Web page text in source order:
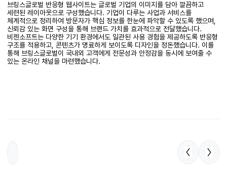
브링스글로벌 반응형 웹사이트는 글로벌 기업의 이미지를 담아 깔끔하고
세련된 레이아웃으로 구성했습니다. 기업이 다루는 사업과 서비스를
체계적으로 정리하여 방문자가 핵심 정보를 한눈에 파악할 수 있도록 했으며,
신뢰감 있는 화면 구성을 통해 브랜드 가치를 효과적으로 전달했습니다.
비젠소프트는 다양한 기기 환경에서도 일관된 사용 경험을 제공하도록 반응형
구조를 적용하고, 콘텐츠가 명료하게 보이도록 디자인을 정돈했습니다. 이를
통해 브링스글로벌이 국내외 고객에게 전문성과 안정감을 동시에 보여줄 수
있는 온라인 채널을 마련했습니다.